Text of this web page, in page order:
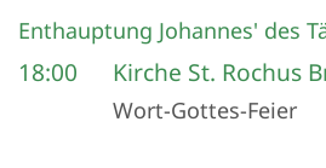
Datum: 29. August 2026
Enthauptung Johannes' des
18:00 Kirche St. Rochus
Wort-Gottes-Feier